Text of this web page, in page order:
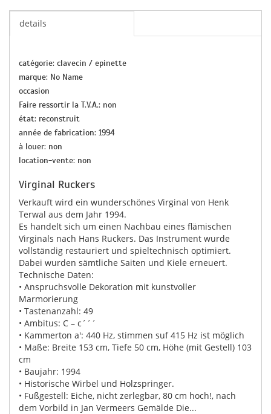
details
catégorie: clavecin / epinette
marque: No Name
occasion
Faire ressortir la T.V.A.: non
état: reconstruit
année de fabrication: 1994
à louer: non
location-vente: non
Virginal Ruckers
Verkauft wird ein wunderschönes Virginal von Henk
Terwal aus dem Jahr 1994.
Es handelt sich um einen Nachbau eines flämischen
Virginals nach Hans Ruckers. Das Instrument wurde
vollständig restauriert und spieltechnisch optimiert.
Dabei wurden sämtliche Saiten und Kiele erneuert.
Technische Daten:
• Anspruchsvolle Dekoration mit kunstvoller
Marmorierung
• Tastenanzahl: 49
• Ambitus: C – c´´´
• Kammerton a′: 440 Hz, stimmen suf 415 Hz ist möglich
• Maße: Breite 153 cm, Tiefe 50 cm, Höhe (mit Gestell) 103
cm
• Baujahr: 1994
• Historische Wirbel und Holzspringer.
• Fußgestell: Eiche, nicht zerlegbar, 80 cm hoch!, nach
dem Vorbild in Jan Vermeers Gemälde Die...